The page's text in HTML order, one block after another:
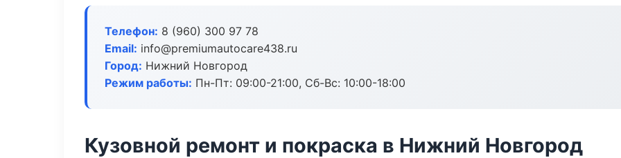
Телефон: 8 (960) 300 97 78
Email: info@premiumautocare438.ru
Город: Нижний Новгород
Режим работы: Пн-Пт: 09:00-21:00, Сб-Вс: 10:00-18:00
Кузовной ремонт и покраска в Нижний Новгород